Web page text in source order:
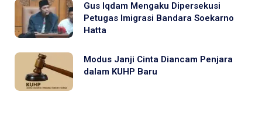
Gus Iqdam Mengaku Dipersekusi
Petugas Imigrasi Bandara Soekarno
Hatta
Modus Janji Cinta Diancam Penjara
dalam KUHP Baru